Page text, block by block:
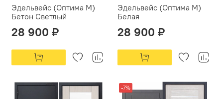
Эдельвейс (Оптима М)
Бетон Светлый
28 900 ₽
Эдельвейс (Оптима М)
Белая
28 900 ₽
-7%